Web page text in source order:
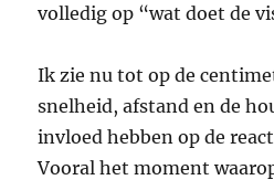
volledig op “wat doet de
Ik zie nu tot op de
snelheid, afstand en de
invloed hebben op de
Vooral het moment